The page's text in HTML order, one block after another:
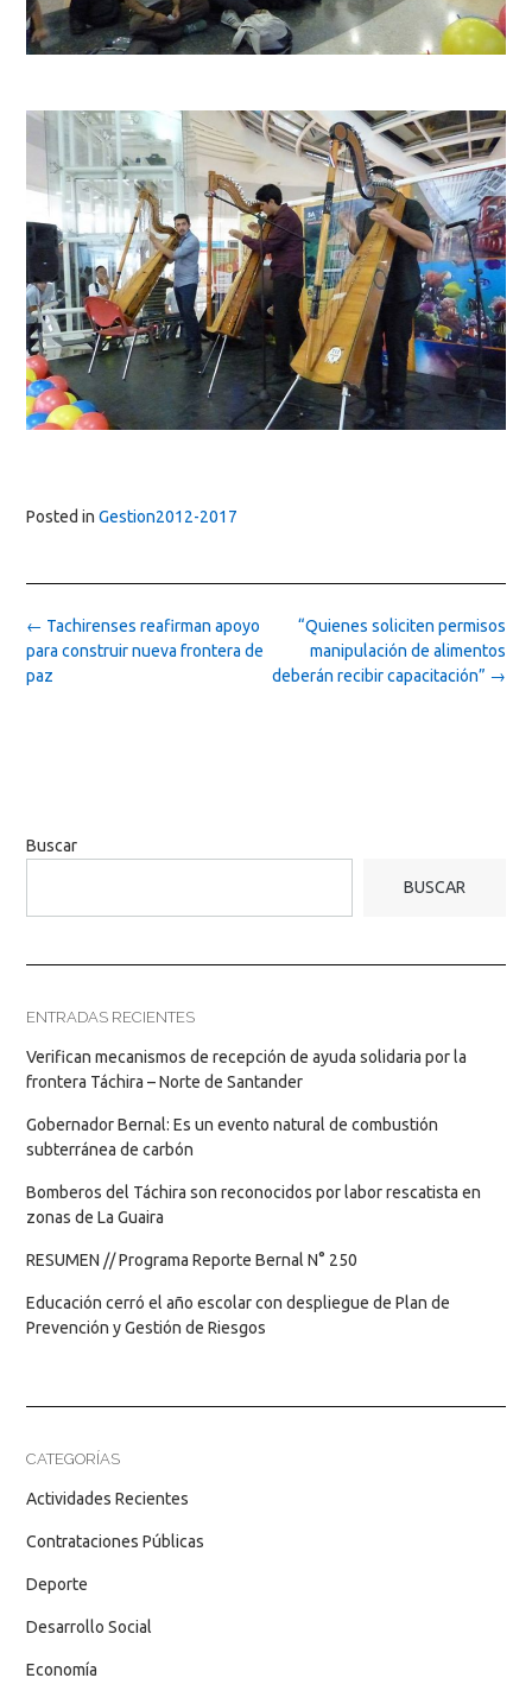
Posted in Gestion2012-2017
Post
navigation
“Quienes soliciten permisos
manipulación de alimentos
deberán recibir capacitación” →
← Tachirenses reafirman apoyo
para construir nueva frontera de
paz
Buscar
BUSCAR
ENTRADAS RECIENTES
Verifican mecanismos de recepción de ayuda solidaria por la
frontera Táchira – Norte de Santander
Gobernador Bernal: Es un evento natural de combustión
subterránea de carbón
Bomberos del Táchira son reconocidos por labor rescatista en
zonas de La Guaira
RESUMEN // Programa Reporte Bernal N° 250
Educación cerró el año escolar con despliegue de Plan de
Prevención y Gestión de Riesgos
CATEGORÍAS
Actividades Recientes
Contrataciones Públicas
Deporte
Desarrollo Social
Economía